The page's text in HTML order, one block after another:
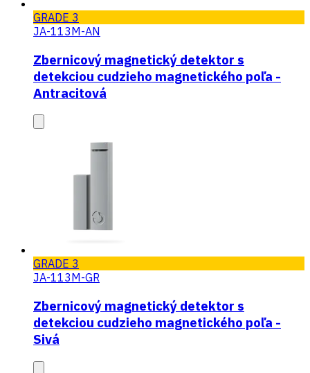
GRADE 3
JA-113M-AN
Zbernicový magnetický detektor s
detekciou cudzieho magnetického poľa -
Antracitová
GRADE 3
JA-113M-GR
Zbernicový magnetický detektor s
detekciou cudzieho magnetického poľa -
Sivá